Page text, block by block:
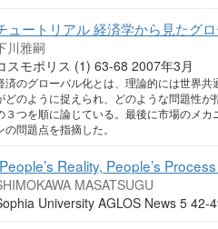
ュートリアル 経済学から見たグ
川雅嗣
スモポリス (1) 63-68 2007年3月
済のグローバル化とは、理論的には世界
どのように捉えられ、どのような問題性
３つを順に論じている。最後に市場のメ
の問題点を指摘した。
Reality, People’s
MASATSUGU
University AGLOS News 5 42-